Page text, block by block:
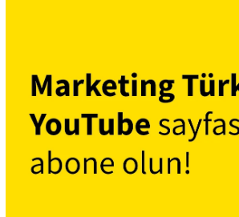
Dergiler
Etkinlikler